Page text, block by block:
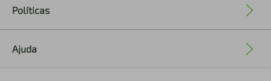
Políticas
Ajuda